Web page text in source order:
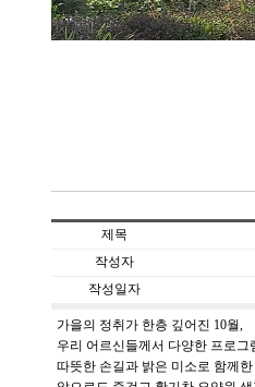
제목
작성자
작성일자
가을의 정취가 한층 깊어진 10월,
우리 어르신들께서 다양한 프로
따뜻한 손길과 밝은 미소로 함께